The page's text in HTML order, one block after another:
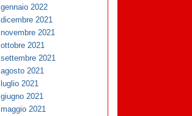
gennaio 2022
dicembre 2021
novembre 2021
ottobre 2021
settembre 2021
agosto 2021
luglio 2021
giugno 2021
maggio 2021